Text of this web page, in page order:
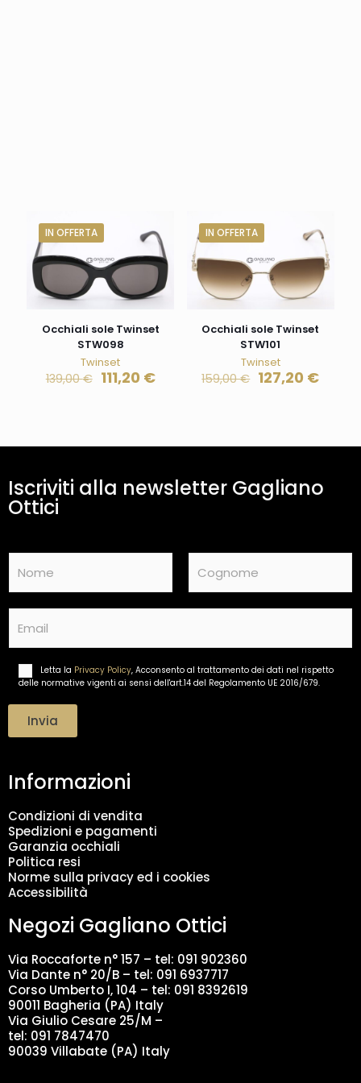
IN OFFERTA
Occhiali sole Twinset
STW098
Twinset
139,00€ 111,20 €
IN OFFERTA
Occhiali sole Twinset
STW101
Twinset
159,00€ 127,20 €
Iscriviti alla newsletter Gagliano
Ottici
m
Nome Cognome
a
e
o
d
a
t
i
*
Letta la Privacy Policy, Acconsento al trattamento dei dati nel rispetto
delle normative vigenti ai sensi dell'art.14 del Regolamento UE 2016/679.
Invia
Informazioni
Condizioni di vendita
Spedizioni e pagamenti
Garanzia occhiali
Politica resi
Norme sulla privacy ed i cookies
Accessibilità
Negozi Gagliano Ottici
Via Roccaforte n° 157 – tel: 091 902360
Via Dante n° 20/B – tel: 091 6937717
Corso Umberto I, 104 – tel: 091 8392619
90011 Bagheria (PA) Italy
Via Giulio Cesare 25/M –
tel: 091 7847470
90039 Villabate (PA) Italy